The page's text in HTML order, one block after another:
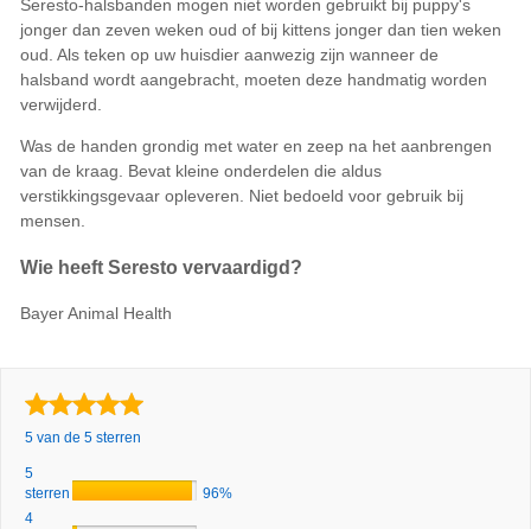
Seresto-halsbanden mogen niet worden gebruikt bij puppy's
jonger dan zeven weken oud of bij kittens jonger dan tien weken
oud. Als teken op uw huisdier aanwezig zijn wanneer de
halsband wordt aangebracht, moeten deze handmatig worden
verwijderd.
Was de handen grondig met water en zeep na het aanbrengen
van de kraag. Bevat kleine onderdelen die aldus
verstikkingsgevaar opleveren. Niet bedoeld voor gebruik bij
mensen.
Wie heeft Seresto vervaardigd?
Bayer Animal Health
5 van de 5 sterren
5
sterren
96%
4